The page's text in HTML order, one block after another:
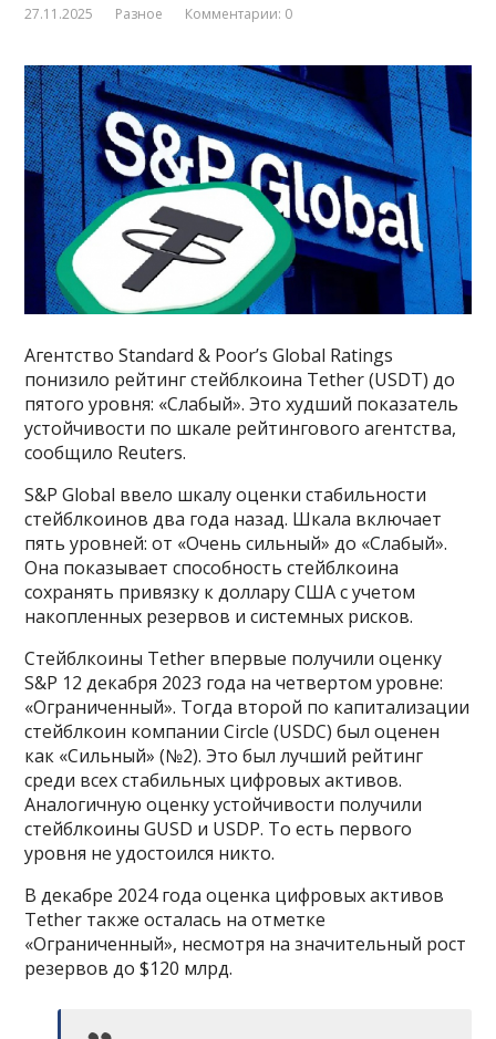
27.11.2025 Разное Комментарии: 0
Агентство Standard & Poor’s Global Ratings
понизило рейтинг стейблкоина Tether (USDT) до
пятого уровня: «Слабый». Это худший показатель
устойчивости по шкале рейтингового агентства,
сообщило Reuters.
S&P Global ввело шкалу оценки стабильности
стейблкоинов два года назад. Шкала включает
пять уровней: от «Очень сильный» до «Слабый».
Она показывает способность стейблкоина
сохранять привязку к доллару США с учетом
накопленных резервов и системных рисков.
Стейблкоины Tether впервые получили оценку
S&P 12 декабря 2023 года на четвертом уровне:
«Ограниченный». Тогда второй по капитализации
стейблкоин компании Circle (USDC) был оценен
как «Сильный» (№2). Это был лучший рейтинг
среди всех стабильных цифровых активов.
Аналогичную оценку устойчивости получили
стейблкоины GUSD и USDP. То есть первого
уровня не удостоился никто.
В декабре 2024 года оценка цифровых активов
Tether также осталась на отметке
«Ограниченный», несмотря на значительный рост
резервов до $120 млрд.